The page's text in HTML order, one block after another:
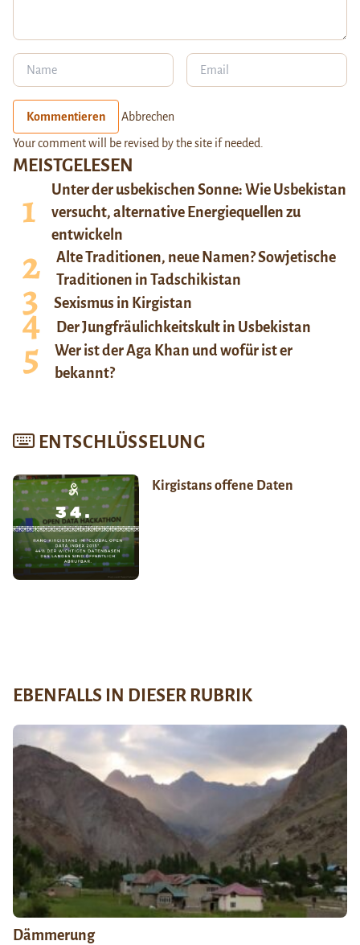
MEISTGELESEN
Unter der usbekischen Sonne: Wie Usbekistan
versucht, alternative Energiequellen zu
entwickeln
Alte Traditionen, neue Namen? Sowjetische
Traditionen in Tadschikistan
Sexismus in Kirgistan
Der Jungfräulichkeitskult in Usbekistan
Wer ist der Aga Khan und wofür ist er
bekannt?
ENTSCHLÜSSELUNG
Kirgistans offene Daten
Kommentieren Abbrechen
Your comment will be revised by the site if needed.
EBENFALLS IN DIESER RUBRIK
Dämmerung